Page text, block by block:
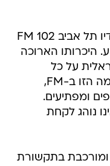
אבי משולם, מנכ"ל רדיו ת"א: "רדיו תל אביב FM 102
היכרותו הארוכה
על כל
מרכיביה תסייע לנו להמשיך במגמה הזו ב-FM,
ומפתיעים.
נוהג לקחת
ומורכבת בתקשורת